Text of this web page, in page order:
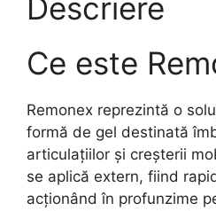
Descriere
Ce este
Remonex reprezintă o
formă de gel destinată
articulațiilor și creșterii
se aplică extern, fiind
acționând în profunzime